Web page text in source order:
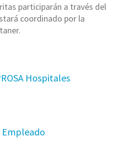
participarán a través del
coordinado por la
Hospitales